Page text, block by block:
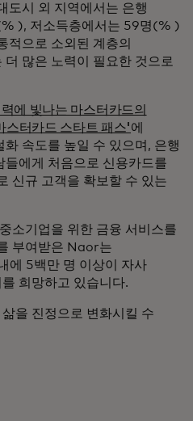
도시 외 지역에서는 은행
), 저소득층에서는 59명(% )
적으로 소외된 계층의
많은 노력이 필요한 것으로
에 빛나는 마스터카드의
스터카드 스타트 패스'에
속도를 높일 수 있으며, 은행
들에게 처음으로 신용카드를
신규 고객을 확보할 수 있는
소기업을 위한 금융 서비스를
부여받은 Naor는
에 5백만 명 이상이 자사
희망하고 있습니다.
을 진정으로 변화시킬 수